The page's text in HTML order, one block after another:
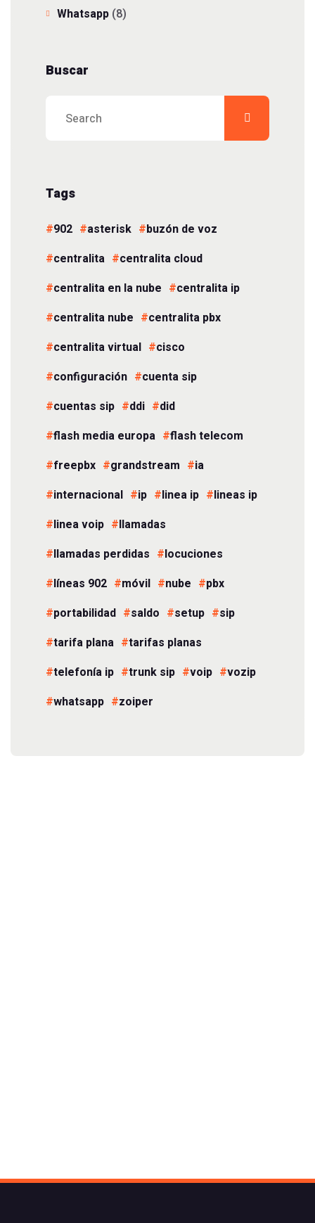
Whatsapp (8)
Buscar
Tags
902 asterisk
buzón de voz
centralita
centralita cloud
centralita en la nube
centralita ip
centralita nube
centralita pbx
centralita virtual
cisco
configuración
cuenta sip
cuentas sip
ddi
did
flash media europa
flash telecom
freepbx
grandstream
ia
internacional
ip linea ip
lineas ip
linea voip
llamadas
llamadas perdidas
locuciones
líneas 902
móvil nube
pbx
portabilidad
saldo setup
sip
tarifa plana
tarifas planas
telefonía ip
trunk sip voip
vozip
whatsapp
zoiper